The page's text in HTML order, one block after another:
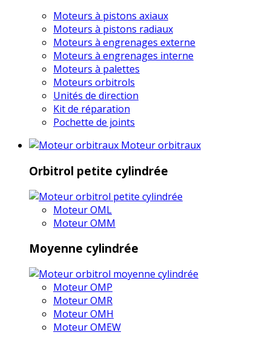
Moteurs à pistons axiaux
Moteurs à pistons radiaux
Moteurs à engrenages externe
Moteurs à engrenages interne
Moteurs à palettes
Moteurs orbitrols
Unités de direction
Kit de réparation
Pochette de joints
Moteur orbitraux
Orbitrol petite cylindrée
Moteur OML
Moteur OMM
Moyenne cylindrée
Moteur OMP
Moteur OMR
Moteur OMH
Moteur OMEW